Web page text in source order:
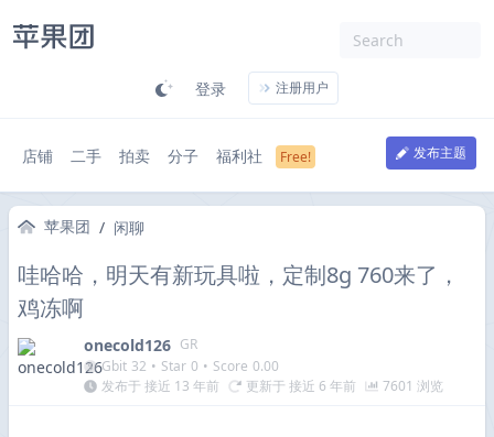
登录 注册用户
店铺 二手 拍卖 分子 福利社 发布主题
苹果团 / 闲聊
哇哈哈，明天有新玩具啦，定制8g 760来了，
鸡冻啊
onecold126 GR
Gbit 32 • Star 0 • Score 0.00
发布于 接近 13 年前
更新于 接近 6 年前 7601 浏览